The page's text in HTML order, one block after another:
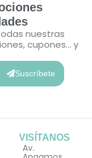
nuestras
cupones... y
Suscríbete
VISÍTANOS
Av.